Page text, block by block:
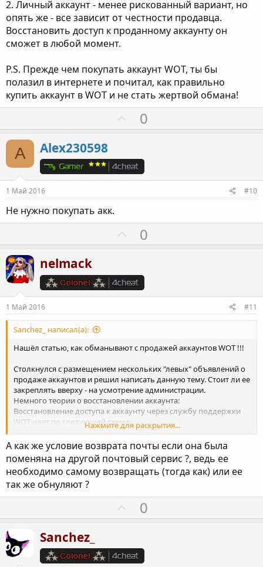
2. Личный аккаунт - менее рискованный вариант, но
опять же - все зависит от честности продавца.
Восстановить доступ к проданному аккаунту он
сможет в любой момент.
P.S. Прежде чем покупать аккаунт WOT, ты бы
полазил в интернете и почитал, как правильно
купить аккаунт в WOT и не стать жертвой обмана!
П
о
и
т
ы
й
о
л
о
0
A Alex230598
1 Май 2016 #10
Не нужно покупать акк.
П
о
и
т
ы
г
о
л
о
с
0
nelmack
1 Май 2016 #11
Sanchez_ написал(а):
Нашёл статью, как обманывают с продажей аккаунтов WOT !!!
Столкнулся с размещением нескольких "левых" объявлений о
продаже аккаунтов и решил написать данную тему. Стоит ли ее
закреплять вверху - на усмотрение администрации.
Немного теории о восстановлении аккаунта:
Восстановление доступа к аккаунту через службу поддержки
WOT идет по следующей схеме:
1. Предыдущий хозяин аккаунта пишет заявку в саппорт об
утрате доступа по причине.....
2. Саппорт проверяет логи активности по аккаунту (с какого IP
был доступ ранее, с какого осуществляется на текущий момент,
как вносились платежи и как вносятся сейчас, какие изменения
были произведены в ангаре, когда был привязан новый
телефон и т.п.). Наличие любых отклонений - повод для
саппорта заподозрить увод аккаунта.
3. Саппорт запрашивает по заявке об утрате доступа
заблокирован или нет - на усмотрение саппорта). Под
дополнительной информацией понимается: город и время
регистрации аккаунта, провайдер, чеки по оплате имущества
Нажмите для раскрытия...
А как же условие возврата почты если она была
поменяна на другой почтовый сервис ?, ведь ее
необходимо самому возвращать (тогда как) или ее
так же обнуляют ?
П
о
и
т
0
Sanchez_